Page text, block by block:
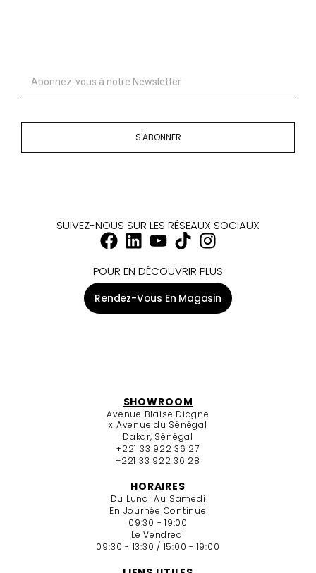
S'ABONNER
SUIVEZ-NOUS SUR LES RÉSEAUX SOCIAUX
POUR EN DÉCOUVRIR PLUS
Rendez-Vous En Magasin
SHOWROOM
Avenue Blaise Diagne
x Avenue du Sénégal
Dakar, Sénégal
+221 33 922 36 27
+221 33 922 36 28
HORAIRES
Du Lundi Au Samedi
En Journée Continue
09:30 - 19:00
Le Vendredi
09:30 - 13:30 / 15:00 - 19:00